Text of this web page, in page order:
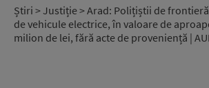
Știri > Justiție> Arad: Polițiștii de
de vehicule electrice, în valoare de
milion de lei, fără acte de proveniență |
RADIO
CONCURSURI